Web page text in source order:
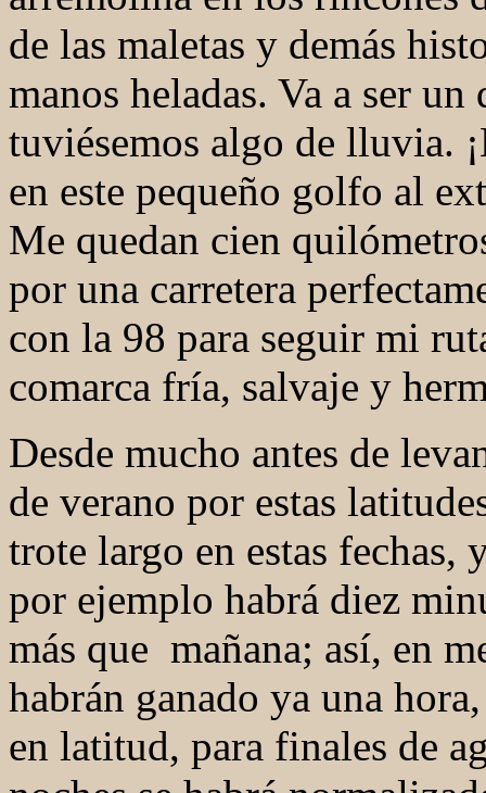
de las maletas y demás
manos heladas. Va a ser
tuviésemos algo de lluvia.
en este pequeño golfo al
Me quedan cien
por una carretera
con la 98 para seguir mi
comarca fría, salvaje y
Desde mucho antes de
de verano por estas
trote largo en estas
por ejemplo habrá diez
más que mañana; así, en
habrán ganado ya una
en latitud, para finales de